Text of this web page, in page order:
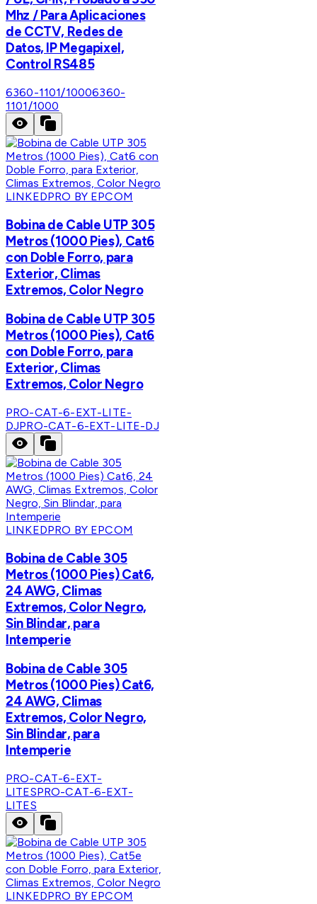
Mhz / Para Aplicaciones
de CCTV, Redes de
Datos, IP Megapixel,
Control RS485
6360-1101/10006360-
1101/1000
LINKEDPRO BY EPCOM
Bobina de Cable UTP 305
Metros (1000 Pies), Cat6
con Doble Forro, para
Exterior, Climas
Extremos, Color Negro
Bobina de Cable UTP 305
Metros (1000 Pies), Cat6
con Doble Forro, para
Exterior, Climas
Extremos, Color Negro
PRO-CAT-6-EXT-LITE-
DJPRO-CAT-6-EXT-LITE-DJ
LINKEDPRO BY EPCOM
Bobina de Cable 305
Metros (1000 Pies) Cat6,
24 AWG, Climas
Extremos, Color Negro,
Sin Blindar, para
Intemperie
Bobina de Cable 305
Metros (1000 Pies) Cat6,
24 AWG, Climas
Extremos, Color Negro,
Sin Blindar, para
Intemperie
PRO-CAT-6-EXT-
LITESPRO-CAT-6-EXT-
LITES
LINKEDPRO BY EPCOM